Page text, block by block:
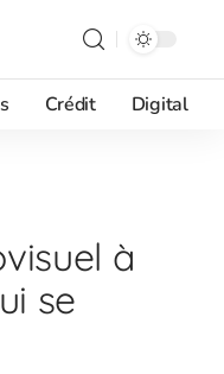
Crédit Digital
à
se